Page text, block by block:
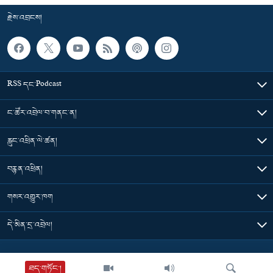
ཐད་གཏོང་།
རྗེས་འབྲངས།
RSS དང་Podcast
ང་ཚོར་འབྲེལ་བ་གནང་ན།
རླུང་འཕྲིན་ལེ་ཚན།
བརྙན་འཕྲིན།
གསར་འགྱུར་ཁག
དེ་མིན་དྲ་འབྲེལ།